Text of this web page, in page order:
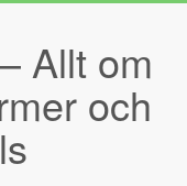
Allt om
och